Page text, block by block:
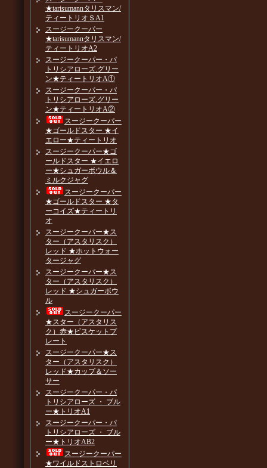
★tarisumannタリスマン/
ティートリオＳA1
スージークーパー
★tarisumannタリスマン/
ティートリオA2
スージークーパー・パ
トリシアローズ.グリー
ン★ティートリオA①
スージークーパー・パ
トリシアローズ.グリー
ン★ティートリオA②
スージークーパー
★ゴールドスター ★イ
エロー★ティートリオ
スージークーパー★ゴ
ールドスター ★イエロ
ー★シュガーボウル＆
ミルクジャグ
スージークーパー
★ゴールドスター ★タ
ーコイズ★ティートリ
オ
スージークーパー★ス
ター（アスタリスク）
レッド ★ホットウォー
タージャグ
スージークーパー★ス
ター（アスタリスク）
レッド ★シュガーボウ
ル
スージークーパー
★スター（アスタリス
ク）赤★ビスケットプ
レート
スージークーパー★ス
ター（アスタリスク）
レッド★カップ＆ソー
サー
スージークーパー・パ
トリシアローズ ・ ブル
ー★トリオA1
スージークーパー・パ
トリシアローズ ・ ブル
ー★トリオAB2
スージークーパー
★ワイルドストロベリ